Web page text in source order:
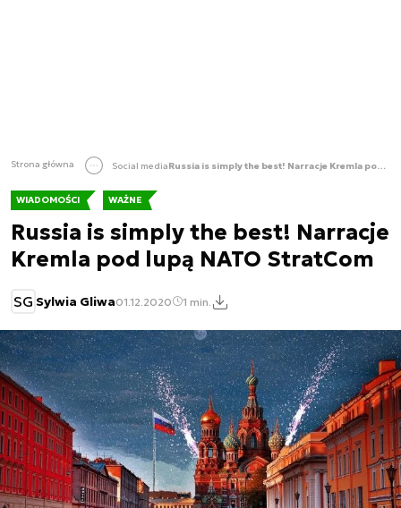
Strona główna Social media Russia is simply the best! Narracje Kremla pod lupą NATO StratCom
WIADOMOŚCI WAŻNE
Russia is simply the best! Narracje
Kremla pod lupą NATO StratCom
SG Sylwia Gliwa01.12.2020 1 min.